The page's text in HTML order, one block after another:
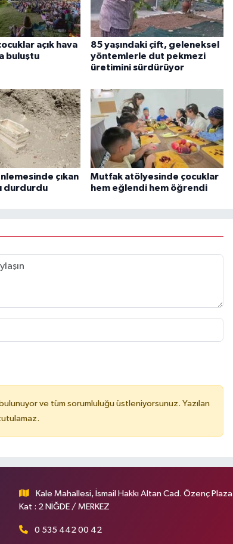
açık hava
buluştu
85 yaşındaki çift, geleneksel
yöntemlerle dut pekmezi
üretimini sürdürüyor
çıkan
durdurdu
Mutfak atölyesinde çocuklar
hem eğlendi hem öğrendi
ve tüm sorumluluğu üstleniyorsunuz. Yazılan
Kale Mahallesi, İsmail Hakkı Altan Cad. Özenç Plaza
Kat : 2 NİĞDE / MERKEZ
0 535 442 00 42